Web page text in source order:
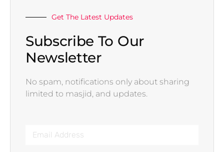
Get The Latest Updates
Subscribe To Our
Newsletter
No spam, notifications only about sharing
limited to masjid, and updates.